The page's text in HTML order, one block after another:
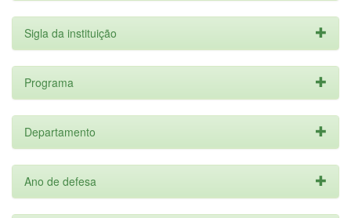
Sigla da instituição
Programa
Departamento
Ano de defesa